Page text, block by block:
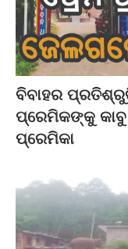
ବିବାହର
ପ୍ରେମିକଙ୍କୁ କାବୁ
ପ୍ରେମିକା